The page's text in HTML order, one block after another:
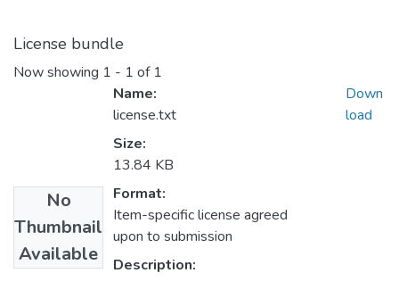
License bundle
Now showing 1 - 1 of 1
No
Thumbnail
Available
Name:
license.txt
Size:
13.84 KB
Format:
Item-specific license agreed
upon to submission
Description:
Down
load